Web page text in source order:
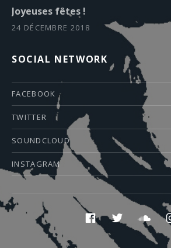
Joyeuses fêtes !
24 DÉCEMBRE 2018
SOCIAL NETWORK
FACEBOOK
TWITTER
SOUNDCLOUD
INSTAGRAM
Boutons des médias
facebook
twitter